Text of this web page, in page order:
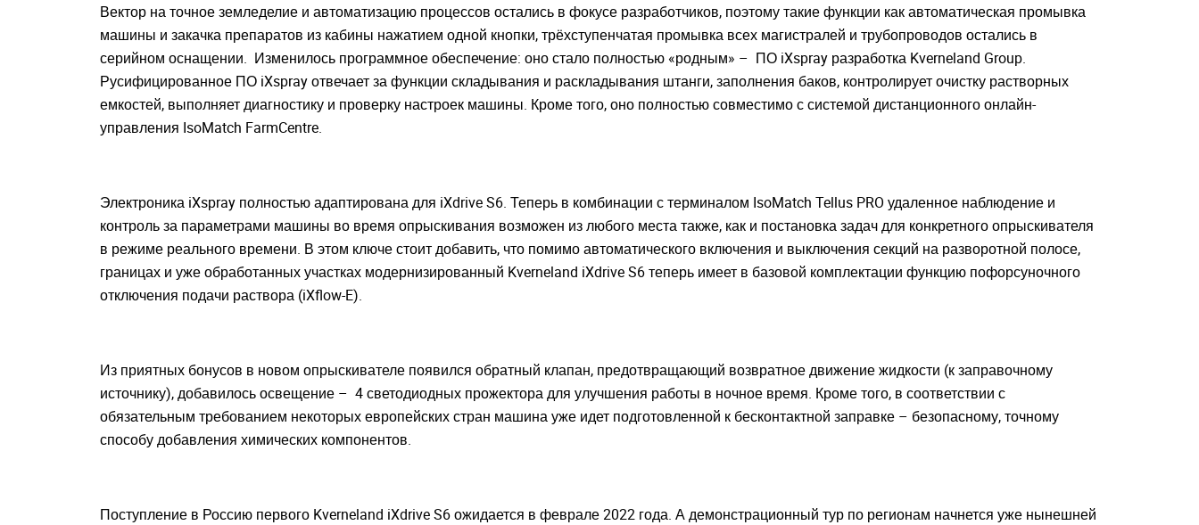
Вектор на точное земледелие и автоматизацию процессов остались в фокусе разработчиков, поэтому такие функции как автоматическая промывка
машины и закачка препаратов из кабины нажатием одной кнопки, трёхступенчатая промывка всех магистралей и трубопроводов остались в
серийном оснащении. Изменилось программное обеспечение: оно стало полностью «родным» – ПО iXspray разработка Kverneland Group.
Русифицированное ПО iXspray отвечает за функции складывания и раскладывания штанги, заполнения баков, контролирует очистку растворных
емкостей, выполняет диагностику и проверку настроек машины. Кроме того, оно полностью совместимо с системой дистанционного онлайн-
управления IsoMatch FarmCentre.
Электроника iXspray полностью адаптирована для iXdrive S6. Теперь в комбинации с терминалом IsoMatch Tellus PRO удаленное наблюдение и
контроль за параметрами машины во время опрыскивания возможен из любого места также, как и постановка задач для конкретного опрыскивателя
в режиме реального времени. В этом ключе стоит добавить, что помимо автоматического включения и выключения секций на разворотной полосе,
границах и уже обработанных участках модернизированный Kverneland iXdrive S6 теперь имеет в базовой комплектации функцию пофорсуночного
отключения подачи раствора (iXflow-E).
Из приятных бонусов в новом опрыскивателе появился обратный клапан, предотвращающий возвратное движение жидкости (к заправочному
источнику), добавилось освещение – 4 светодиодных прожектора для улучшения работы в ночное время. Кроме того, в соответствии с
обязательным требованием некоторых европейских стран машина уже идет подготовленной к бесконтактной заправке – безопасному, точному
способу добавления химических компонентов.
Поступление в Россию первого Kverneland iXdrive S6 ожидается в феврале 2022 года. А демонстрационный тур по регионам начнется уже нынешней